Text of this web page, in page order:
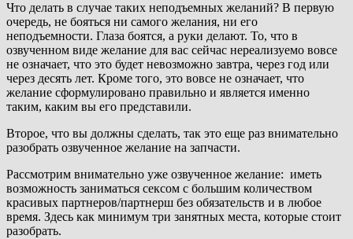
Что делать в случае таких неподъемных желаний? В первую
очередь, не бояться ни самого желания, ни его
неподъемности. Глаза боятся, а руки делают. То, что в
озвученном виде желание для вас сейчас нереализуемо вовсе
не означает, что это будет невозможно завтра, через год или
через десять лет. Кроме того, это вовсе не означает, что
желание сформулировано правильно и является именно
таким, каким вы его представили.
Второе, что вы должны сделать, так это еще раз внимательно
разобрать озвученное желание на запчасти.
Рассмотрим внимательно уже озвученное желание: иметь
возможность заниматься сексом с большим количеством
красивых партнеров/партнерш без обязательств и в любое
время. Здесь как минимум три занятных места, которые стоит
разобрать.